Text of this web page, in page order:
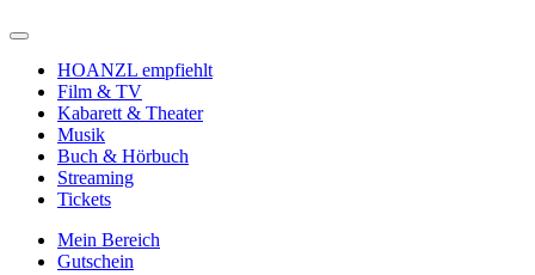
HOANZL empfiehlt
Film & TV
Kabarett & Theater
Musik
Buch & Hörbuch
Streaming
Tickets
Mein Bereich
Gutschein